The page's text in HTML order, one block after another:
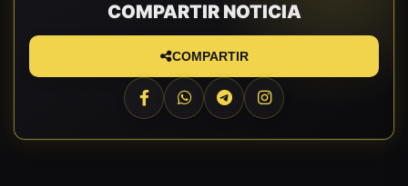
COMPARTIR NOTICIA
COMPARTIR